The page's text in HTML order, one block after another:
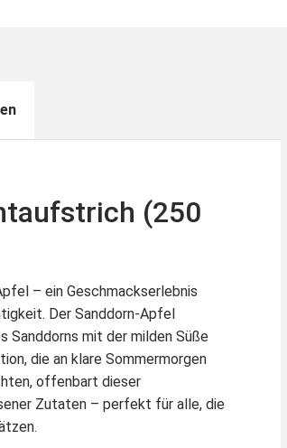
(250
– ein Geschmackserlebnis
Der Sanddorn-Apfel
Sanddorns mit der milden Süße
die an klare Sommermorgen
offenbart dieser
Zutaten – perfekt für alle, die